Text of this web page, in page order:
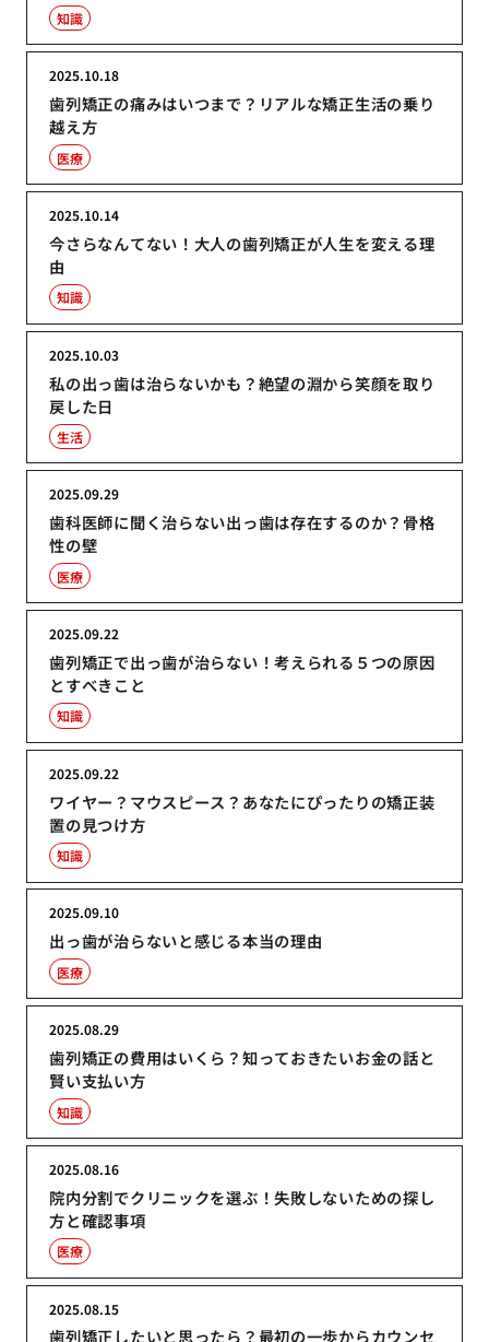
知識
歯列矯正の痛みはいつまで？リアルな矯正生活の乗り
越え方
2025.10.18
医療
今さらなんてない！大人の歯列矯正が人生を変える理
由
2025.10.14
知識
私の出っ歯は治らないかも？絶望の淵から笑顔を取り
戻した日
2025.10.03
生活
歯科医師に聞く治らない出っ歯は存在するのか？骨格
性の壁
2025.09.29
医療
歯列矯正で出っ歯が治らない！考えられる５つの原因
とすべきこと
2025.09.22
知識
ワイヤー？マウスピース？あなたにぴったりの矯正装
置の見つけ方
2025.09.22
知識
出っ歯が治らないと感じる本当の理由
2025.09.10
医療
歯列矯正の費用はいくら？知っておきたいお金の話と
賢い支払い方
2025.08.29
知識
院内分割でクリニックを選ぶ！失敗しないための探し
方と確認事項
2025.08.16
医療
歯列矯正したいと思ったら？最初の一歩からカウンセ
2025.08.15